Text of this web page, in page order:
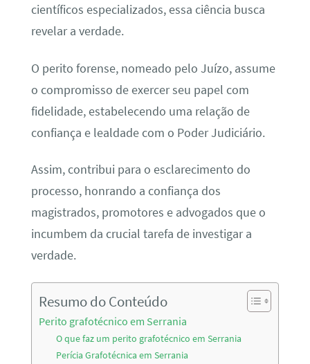
científicos especializados, essa ciência busca
revelar a verdade.
O perito forense, nomeado pelo Juízo, assume
o compromisso de exercer seu papel com
fidelidade, estabelecendo uma relação de
confiança e lealdade com o Poder Judiciário.
Assim, contribui para o esclarecimento do
processo, honrando a confiança dos
magistrados, promotores e advogados que o
incumbem da crucial tarefa de investigar a
verdade.
Resumo do Conteúdo
Perito grafotécnico em Serrania
O que faz um perito grafotécnico em Serrania
Perícia Grafotécnica em Serrania